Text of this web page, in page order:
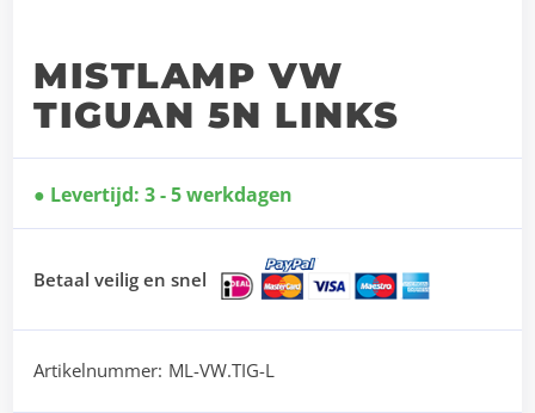
MISTLAMP VW
TIGUAN 5N LINKS
Levertijd: 3 - 5 werkdagen
Betaal veilig en snel
Artikelnummer: ML-VW.TIG-L